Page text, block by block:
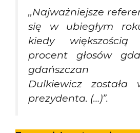
,,Najważniejsze
się w ubiegłym
kiedy
procent głosów
gdańszczan
Dulkiewicz została
prezydenta. (…)”.